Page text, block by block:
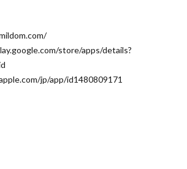
store/apps/details?
jp/app/id1480809171